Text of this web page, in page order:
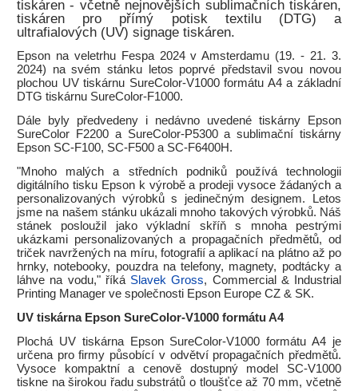
tiskáren - včetně nejnovějších sublimačních tiskáren,
tiskáren pro přímý potisk textilu (DTG) a
ultrafialových (UV) signage tiskáren.
Epson na veletrhu Fespa 2024 v Amsterdamu (19. - 21. 3.
2024) na svém stánku letos poprvé představil svou novou
plochou UV tiskárnu SureColor-V1000 formátu A4 a základní
DTG tiskárnu SureColor-F1000.
Dále byly předvedeny i nedávno uvedené tiskárny Epson
SureColor F2200 a SureColor-P5300 a sublimační tiskárny
Epson SC-F100, SC-F500 a SC-F6400H.
"Mnoho malých a středních podniků používá technologii
digitálního tisku Epson k výrobě a prodeji vysoce žádaných a
personalizovaných výrobků s jedinečným designem. Letos
jsme na našem stánku ukázali mnoho takových výrobků. Náš
stánek posloužil jako výkladní skříň s mnoha pestrými
ukázkami personalizovaných a propagačních předmětů, od
triček navržených na míru, fotografií a aplikací na plátno až po
hrnky, notebooky, pouzdra na telefony, magnety, podtácky a
láhve na vodu," říká Slavek Gross, Commercial & Industrial
Printing Manager ve společnosti Epson Europe CZ & SK.
UV tiskárna Epson SureColor-V1000 formátu A4
Plochá UV tiskárna Epson SureColor-V1000 formátu A4 je
určena pro firmy působící v odvětví propagačních předmětů.
Vysoce kompaktní a cenově dostupný model SC-V1000
tiskne na širokou řadu substrátů o tloušťce až 70 mm, včetně